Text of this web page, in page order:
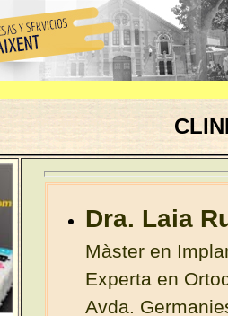
Dra. Laia
Màster en
Experta en
Avda.